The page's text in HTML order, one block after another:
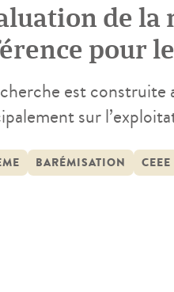
de la
pour
et à
est construite
sur
d’encadrer les
BARÉMISATION CEEE